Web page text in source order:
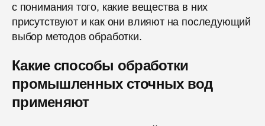
с понимания того, какие вещества в них
присутствуют и как они влияют на последующий
выбор методов обработки.
Какие способы обработки
промышленных сточных вод
применяют